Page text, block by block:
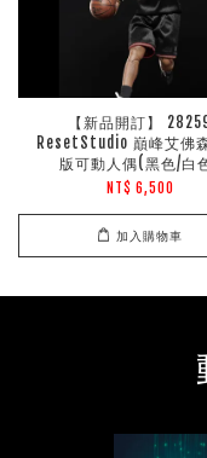
【新品開訂】
ResetStudio 巔峰艾佛
版可動人偶(黑色/白
NT$ 6,500
加入購物車